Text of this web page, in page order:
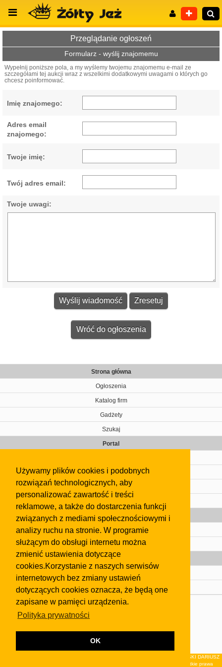
Używamy plików cookies i podobnych
rozwiązań technologicznych, aby
personalizować zawartość i treści
reklamowe, a także do dostarczenia funkcji
związanych z mediami społecznościowymi i
analizy ruchu na stronie. W programie
służącym do obsługi internetu można
zmienić ustawienia dotyczące
cookies.Korzystanie z naszych serwisów
internetowych bez zmiany ustawień
dotyczących cookies oznacza, że będą one
zapisane w pamięci urządzenia.
Polityka prywatności
OK
Wyszukiwanie zaawansowane
Przeglądanie ogłoszeń
Formularz - wyślij znajomemu
Wypełnij poniższe pola, a my wyślemy twojemu znajomemu e-mail ze
szczegółami tej aukcji wraz z wszelkimi dodatkowymi uwagami o których go
chcesz poinformować.
Imię znajomego:
Adres email
znajomego:
Twoje imię:
Twój adres email:
Twoje uwagi:
Wróć do ogłoszenia
Strona główna
Ogłoszenia
Katalog firm
Gadżety
Szukaj
Portal
Kontakt
Regulamin
Gazeta
Olkusz
Kontakt
Strefa dla biznesu
Biura nieruchomości
Dealerzy i autokomisy
Skontaktuj się z nami
regulaminuiPolityki Prywatności.
Klauzula FB
© 2026Wydawnictwo NEON sp. z o.o. (dawniej: FIRMA NEON MAREK KLUCZEWSKI DARIUSZ
KRAWCZYK s.c.) z siedzibą w Olkuszu, ul.Żuradzka 15, 32-300 Olkusz . Wszystkie prawa